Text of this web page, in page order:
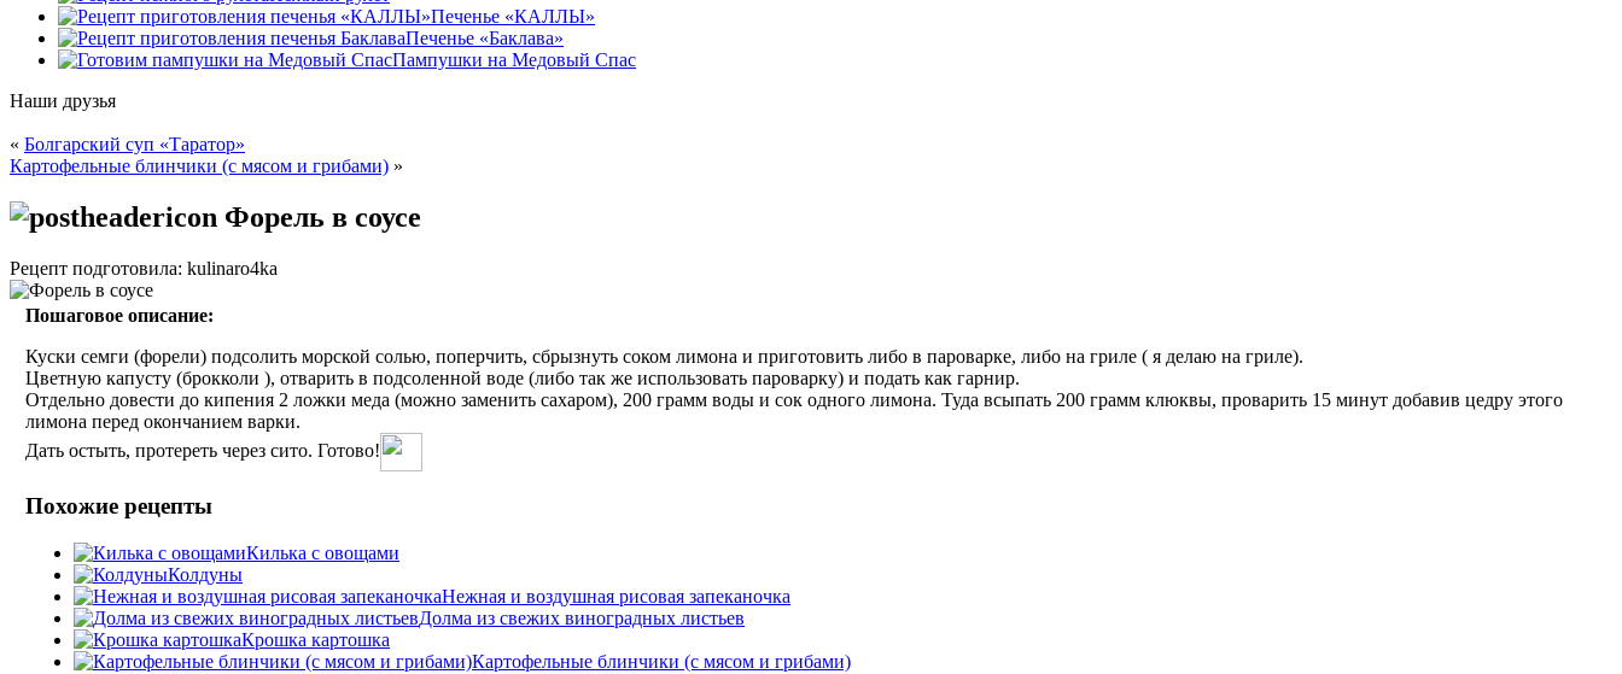
Печенье «КАЛЛЫ»
Печенье «Баклава»
Пампушки на Медовый Спас
Наши друзья
« Болгарский суп «Таратор»
Картофельные блинчики (с мясом и грибами) »
Форель в соусе
Рецепт подготовила: kulinaro4ka
Пошаговое описание:
Куски семги (форели) подсолить морской солью, поперчить, сбрызнуть соком лимона и приготовить либо в пароварке, либо на гриле ( я делаю на гриле).
Цветную капусту (брокколи ), отварить в подсоленной воде (либо так же использовать пароварку) и подать как гарнир.
Отдельно довести до кипения 2 ложки меда (можно заменить сахаром), 200 грамм воды и сок одного лимона. Туда всыпать 200 грамм клюквы, проварить 15 минут добавив цедру этого
лимона перед окончанием варки.
Дать остыть, протереть через сито. Готово!
Похожие рецепты
Килька с овощами
Колдуны
Нежная и воздушная рисовая запеканочка
Долма из свежих виноградных листьев
Крошка картошка
Картофельные блинчики (с мясом и грибами)